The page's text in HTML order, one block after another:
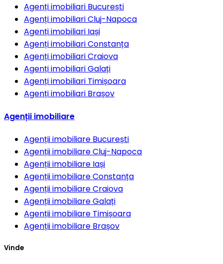
Agenți imobiliari București
Agenți imobiliariCluj-Napoca
Agenți imobiliari Iași
Agenți imobiliariConstanța
Agenți imobiliariCraiova
Agenți imobiliariGalați
Agenți imobiliari Timișoara
Agenți imobiliari Brașov
Agenții imobiliare
Agenții imobiliare București
Agenții imobiliareCluj-Napoca
Agenții imobiliare Iași
Agenții imobiliareConstanța
Agenții imobiliareCraiova
Agenții imobiliareGalați
Agenții imobiliare Timișoara
Agenții imobiliare Brașov
Vinde